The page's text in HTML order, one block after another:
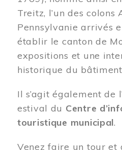
Treitz, l’un des colons
Pennsylvanie arrivés
établir le canton de
expositions et une
historique du
Il s’agit également de
estival du Centre
touristique municipal.
Venez faire un tour et